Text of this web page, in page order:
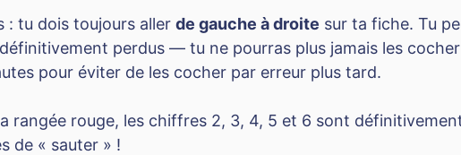
: tu dois toujours aller de gauche à droite sur ta fiche. Tu
perdus — tu ne pourras plus jamais les
pour éviter de les cocher par erreur plus tard.
rangée rouge, les chiffres 2, 3, 4, 5 et 6 sont
de « sauter » !